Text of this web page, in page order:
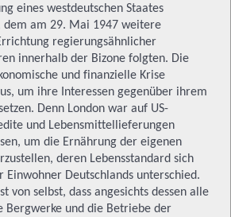
eines westdeutschen Staates
dem am 29. Mai 1947 weitere
regierungsähnlicher
innerhalb der Bizone folgten. Die
und finanzielle Krise
um ihre Interessen gegenüber ihrem
Denn London war auf US-
und Lebensmittellieferungen
um die Ernährung der eigenen
deren Lebensstandard sich
Einwohner Deutschlands unterschied.
von selbst, dass angesichts dessen alle
Bergwerke und die Betriebe der